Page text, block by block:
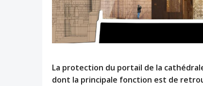
La protection du portail de la
dont la principale fonction est de